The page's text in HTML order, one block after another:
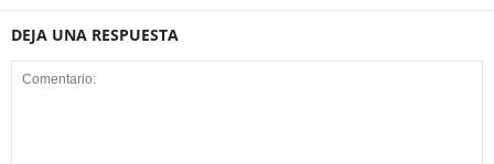
DEJA UNA RESPUESTA